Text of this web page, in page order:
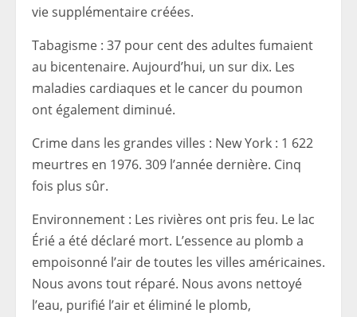
vie supplémentaire créées.
Tabagisme : 37 pour cent des adultes fumaient
au bicentenaire. Aujourd’hui, un sur dix. Les
maladies cardiaques et le cancer du poumon
ont également diminué.
Crime dans les grandes villes : New York : 1 622
meurtres en 1976. 309 l’année dernière. Cinq
fois plus sûr.
Environnement : Les rivières ont pris feu. Le lac
Érié a été déclaré mort. L’essence au plomb a
empoisonné l’air de toutes les villes américaines.
Nous avons tout réparé. Nous avons nettoyé
l’eau, purifié l’air et éliminé le plomb,